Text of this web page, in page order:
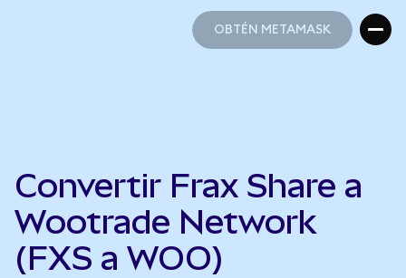
OBTÉN METAMASK
Convertir Frax Share a
Wootrade Network
(FXS a WOO)